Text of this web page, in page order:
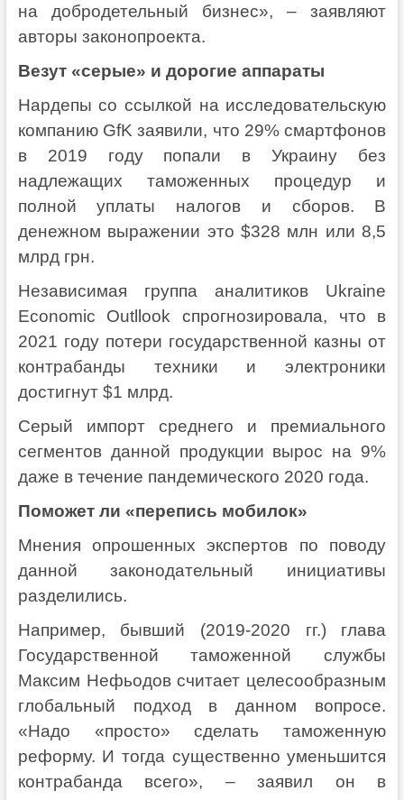
на добродетельный бизнес», – заявляют
авторы законопроекта.
Везут «серые» и дорогие аппараты
Нардепы со ссылкой на исследовательскую
компанию GfK заявили, что 29% смартфонов
в 2019 году попали в Украину без
надлежащих таможенных процедур и
полной уплаты налогов и сборов. В
денежном выражении это $328 млн или 8,5
млрд грн.
Независимая группа аналитиков Ukraine
Economic Outllook спрогнозировала, что в
2021 году потери государственной казны от
контрабанды техники и электроники
достигнут $1 млрд.
Серый импорт среднего и премиального
сегментов данной продукции вырос на 9%
даже в течение пандемического 2020 года.
Поможет ли «перепись мобилок»
Мнения опрошенных экспертов по поводу
данной законодательный инициативы
разделились.
Например, бывший (2019-2020 гг.) глава
Государственной таможенной службы
Максим Нефьодов считает целесообразным
глобальный подход в данном вопросе.
«Надо «просто» сделать таможенную
реформу. И тогда существенно уменьшится
контрабанда всего», – заявил он в